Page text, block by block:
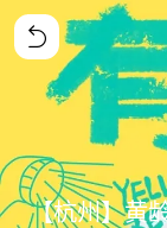
【杭州】黄